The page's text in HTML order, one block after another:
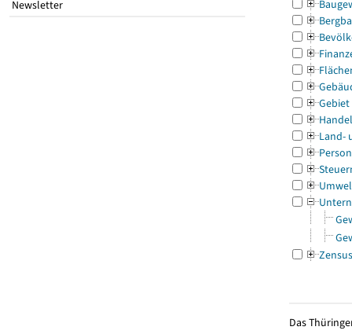
Newsletter
Gebiet
Land-
Zensus
Das